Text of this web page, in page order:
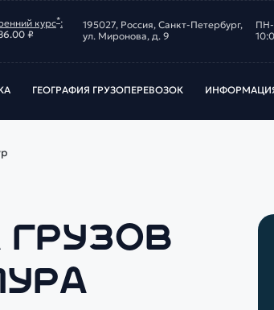
курс*:
₽
195027, Россия, Санкт‑Петербург,
ул. Миронова, д. 9
ГЕОГРАФИЯ ГРУЗОПЕРЕВОЗОК